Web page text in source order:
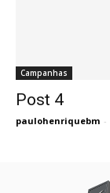
Campanhas
Post 4
paulohenriquebm -